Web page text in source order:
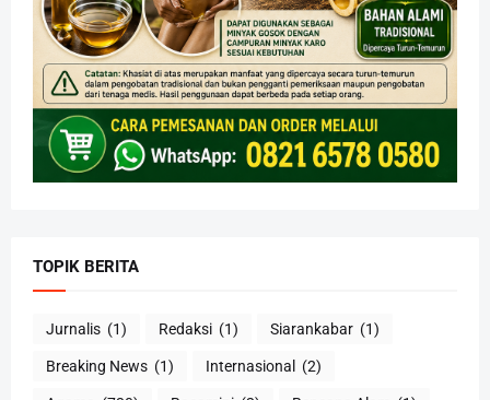
TOPIK BERITA
Jurnalis (1) Redaksi (1) Siarankabar (1)
Breaking News (1) Internasional (2)